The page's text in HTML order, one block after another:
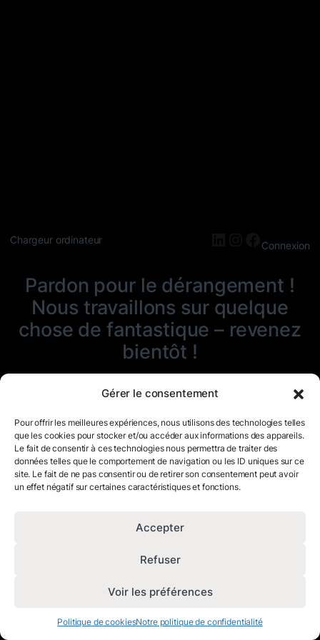
Gérer le consentement
Pour offrir les meilleures expériences, nous utilisons des technologies telles
que les cookies pour stocker et/ou accéder aux informations des appareils.
Le fait de consentir à ces technologies nous permettra de traiter des
données telles que le comportement de navigation ou les ID uniques sur ce
site. Le fait de ne pas consentir ou de retirer son consentement peut avoir
un effet négatif sur certaines caractéristiques et fonctions.
Accepter
Refuser
Voir les préférences
Politique de cookiesNotre politique de confidentialité
Chargeur ordinateur LinkedIn
Instagram
Connexion
Pardon pour le dérangement !
Nous travaillons sur quelque
chose de fantastique – revenez
bientôt !